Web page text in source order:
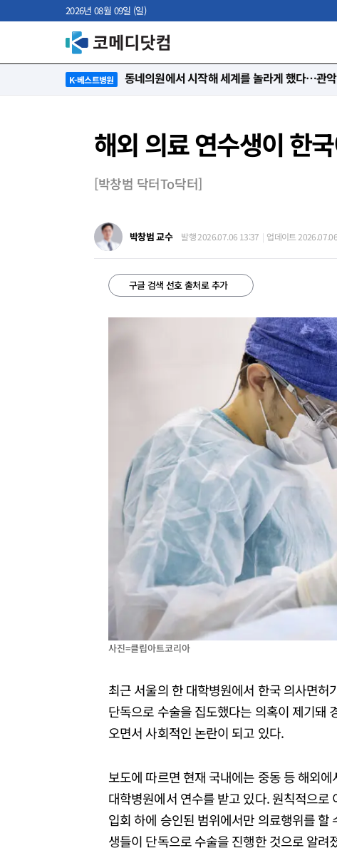
2026년 08월 09일 (일)
K-베스트병원 “절대 먼저 말하지 않아요. 대신 먼저 듣습니다”
해외 의료 연수생이 한
[박창범 닥터To닥터]
박창범 교수 발행 2026.07.06 13:37 업데이트
구글 검색 선호 출처로 추가
사진=클립아트코리아
최근 서울의 한 대학병원에서 한국 의사면
단독으로 수술을 집도했다는 의혹이 제기돼
오면서 사회적인 논란이 되고 있다.
보도에 따르면 현재 국내에는 중동 등 해외
대학병원에서 연수를 받고 있다. 원칙적으
입회 하에 승인된 범위에서만 의료행위를
생들이 단독으로 수술을 진행한 것으로 알려